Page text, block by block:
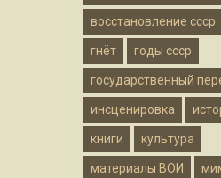
восстановление ссср
гнёт годы ссср
государственный
инсценировка
книги культура
материалы ВОИ